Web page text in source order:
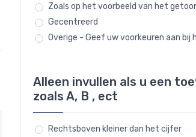
Zoals op het voorbeeld van het
Gecentreerd
Overige - Geef uw voorkeuren aan bij
Alleen invullen als u een
zoals A, B , ect
Rechtsboven kleiner dan het cijfer